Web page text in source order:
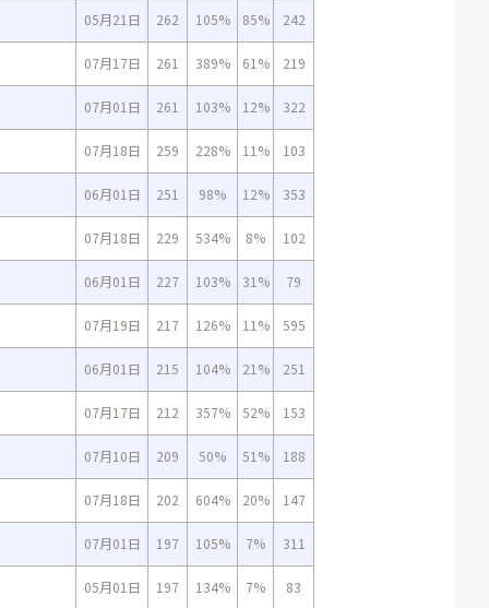
05月21日 262 105% 85% 242
07月17日 261 389% 61% 219
07月01日 261 103% 12% 322
07月18日 259 228% 11% 103
06月01日 251 98% 12% 353
07月18日 229 534% 8% 102
06月01日 227 103% 31% 79
07月19日 217 126% 11% 595
06月01日 215 104% 21% 251
07月17日 212 357% 52% 153
07月10日 209 50% 51% 188
07月18日 202 604% 20% 147
07月01日 197 105% 7% 311
05月01日 197 134% 7% 83